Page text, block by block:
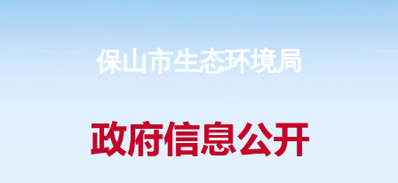
保山市生态环境局